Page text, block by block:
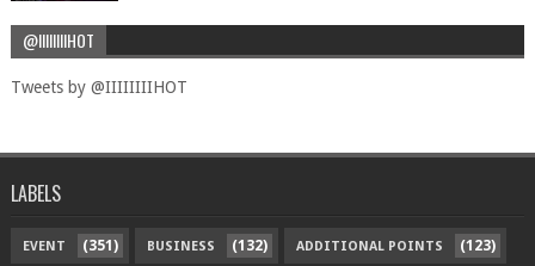
@IIIIIIIIHOT
Tweets by @IIIIIIIIHOT
LABELS
EVENT (351) BUSINESS (132) ADDITIONAL POINTS (123)